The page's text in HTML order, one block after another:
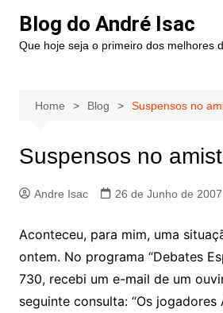
Blog do André Isac
Que hoje seja o primeiro dos melhores
Home Blog Suspensos no
Suspensos no
Andre Isac 26 de Junho de 2007
Aconteceu, para mim, uma
ontem. No programa “Debates
730, recebi um e-mail de um
seguinte consulta: “Os jogadores